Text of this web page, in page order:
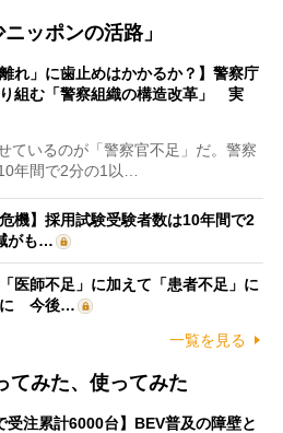
ッポンの活路」
離れ」に歯止めはかかるか？】警察庁
組む「警察組織の構造改革」 実
ているのが「警察官不足」だ。警察
年間で2分の1以…
機】採用試験受験者数は10年間で2
がも…
医師不足」に加えて「患者不足」に
に 今後…
一覧を見る
てみた、使ってみた
受注累計6000台】BEV普及の障壁と